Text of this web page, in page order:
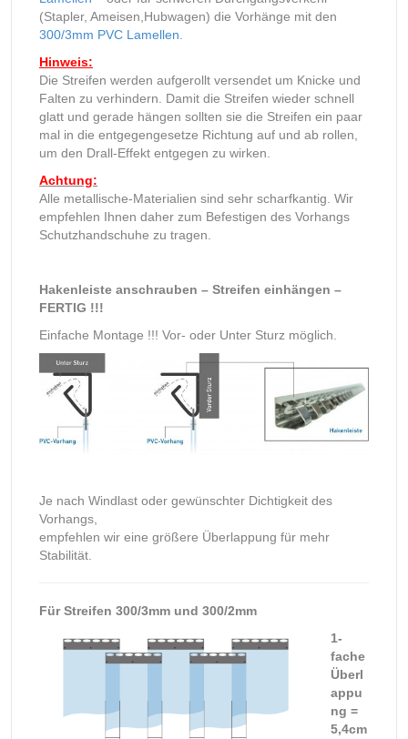
(Stapler, Ameisen,Hubwagen) die Vorhänge mit den
300/3mm PVC Lamellen
Hinweis:
Die Streifen werden aufgerollt versendet um Knicke und
Falten zu verhindern. Damit die Streifen wieder schnell
glatt und gerade hängen sollten sie die Streifen ein paar
mal in die entgegengesetze Richtung auf und ab rollen,
um den Drall-Effekt entgegen zu wirken.
Achtung:
Alle metallische-Materialien sind sehr scharfkantig. Wir
empfehlen Ihnen daher zum Befestigen des Vorhangs
Schutzhandschuhe zu tragen.
Hakenleiste anschrauben – Streifen einhängen –
FERTIG !!!
Einfache Montage !!! Vor- oder Unter Sturz möglich.
Je nach Windlast oder gewünschter Dichtigkeit des
Vorhangs,
empfehlen wir eine größere Überlappung für mehr
Stabilität.
Für Streifen 300/3mm und 300/2mm
1-
fache
Überl
appu
ng =
5,4cm